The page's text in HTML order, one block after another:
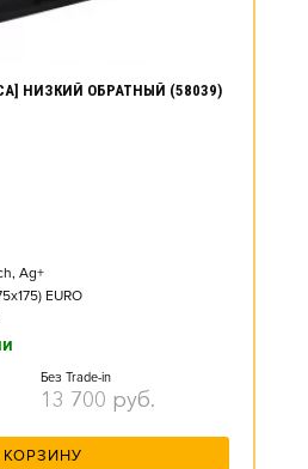
НИЗКИЙ ОБРАТНЫЙ (58039)
Ag+
EURO
Без Trade-in
13 700 руб.
КОРЗИНУ